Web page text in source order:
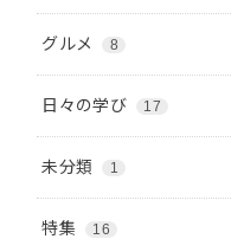
グルメ 8
日々の学び 17
未分類 1
特集 16